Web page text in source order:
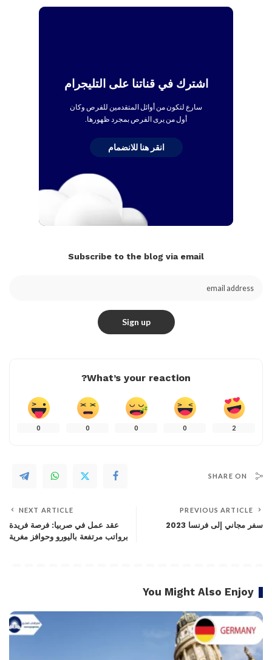
اشترك في قناتنا على التليجرام
سارع لتكون من أوائل المتقدمين للفرص وكان
أول من يرى الفرص بمجرد ظهورها.
انقر هنا للانضمام
Subscribe to the blog via email
What’s your reaction?
2
0
0
0
0
SHARE ON
PREVIOUS ARTICLE
سفر مجاني إلى فرنسا 2023
NEXT ARTICLE
عقد عمل في صربيا: فرصة فريدة
برواتب مرتفعة باليورو وحوافز مغرية
You Might Also Enjoy